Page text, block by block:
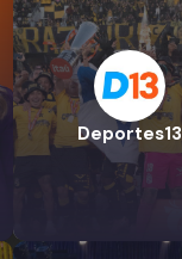
Deportes13